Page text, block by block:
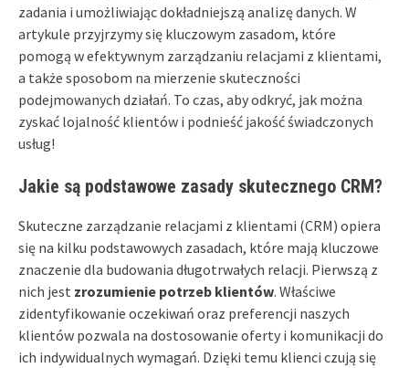
zadania i umożliwiając dokładniejszą analizę danych. W
artykule przyjrzymy się kluczowym zasadom, które
pomogą w efektywnym zarządzaniu relacjami z klientami,
a także sposobom na mierzenie skuteczności
podejmowanych działań. To czas, aby odkryć, jak można
zyskać lojalność klientów i podnieść jakość świadczonych
usług!
Jakie są podstawowe zasady skutecznego CRM?
Skuteczne zarządzanie relacjami z klientami (CRM) opiera
się na kilku podstawowych zasadach, które mają kluczowe
znaczenie dla budowania długotrwałych relacji. Pierwszą z
nich jest zrozumienie potrzeb klientów. Właściwe
zidentyfikowanie oczekiwań oraz preferencji naszych
klientów pozwala na dostosowanie oferty i komunikacji do
ich indywidualnych wymagań. Dzięki temu klienci czują się